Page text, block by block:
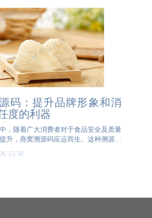
码：提升品牌形象和消
度的利器
，随着广大消费者对于食品安全及质量
升，燕窝溯源码应运而生。这种溯源码
产过程、质量报告、流通地等重要信
15:58